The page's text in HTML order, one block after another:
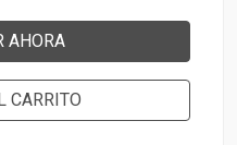
AHORA
CARRITO